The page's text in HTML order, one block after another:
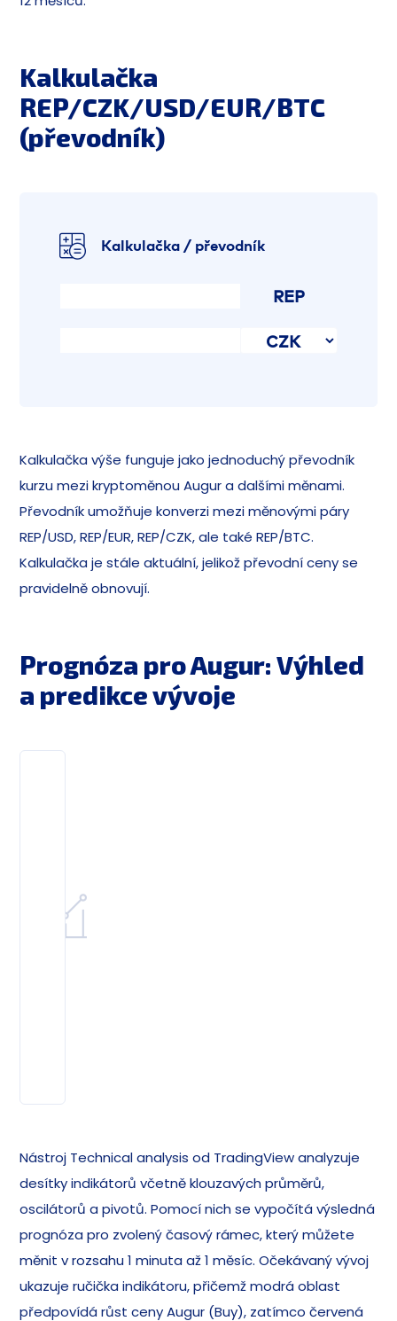
Kalkulačka
REP/CZK/USD/EUR/BTC
(převodník)
Kalkulačka / převodník
REP
Kalkulačka výše funguje jako jednoduchý převodník
kurzu mezi kryptoměnou Augur a dalšími měnami.
Převodník umožňuje konverzi mezi měnovými páry
REP/USD, REP/EUR, REP/CZK, ale také REP/BTC.
Kalkulačka je stále aktuální, jelikož převodní ceny se
pravidelně obnovují.
Prognóza pro Augur: Výhled
a predikce vývoje
Nástroj Technical analysis od TradingView analyzuje
desítky indikátorů včetně klouzavých průměrů,
oscilátorů a pivotů. Pomocí nich se vypočítá výsledná
prognóza pro zvolený časový rámec, který můžete
měnit v rozsahu 1 minuta až 1 měsíc. Očekávaný vývoj
ukazuje ručička indikátoru, přičemž modrá oblast
předpovídá růst ceny Augur (Buy), zatímco červená